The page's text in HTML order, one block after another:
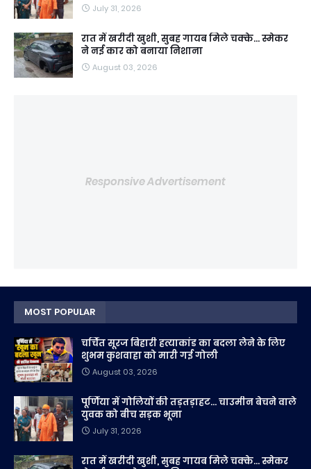
July 31, 2026
रात में खरीदी खुशी, सुबह गायब मिले चक्के... स्मेकर
ने नई कार को बनाया निशाना
August 03, 2026
Responsive Advertisement
MOST POPULAR
चर्चित सूरज बिहारी हत्याकांड का बदला लेने के लिए
शुभम कुशवाहा को मारी गई गोली
August 03, 2026
पूर्णिया में गोलियों की तड़तड़ाहट... चाउमीन बेचने वाले
युवक को बीच सड़क भूना
July 31, 2026
रात में खरीदी खुशी, सुबह गायब मिले चक्के... स्मेकर